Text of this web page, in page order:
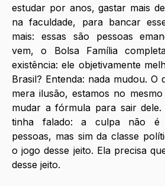
estudar por anos, gastar mais
na faculdade, para bancar
mais: essas são pessoas
vem, o Bolsa Família
existência: ele objetivamente
Brasil? Entenda: nada mudou.
mera ilusão, estamos no
mudar a fórmula para sair
tinha falado: a culpa não é
pessoas, mas sim da classe
o jogo desse jeito. Ela precisa
desse jeito.